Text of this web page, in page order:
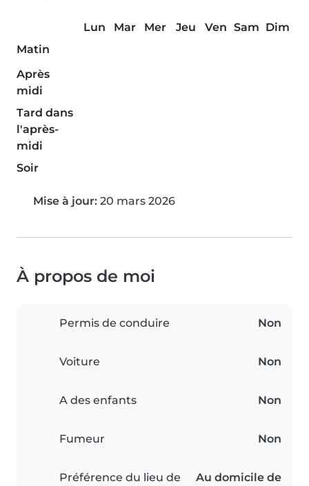
Lun Mar Mer Jeu Ven Sam Dim
Matin
Après
midi
Tard dans
l'après-
midi
Soir
Mise à jour: 20 mars 2026
À propos de moi
Permis de conduire Non
Voiture Non
A des enfants Non
Fumeur Non
Préférence du lieu de
Au domicile de